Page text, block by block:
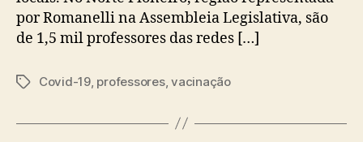
por Romanelli na Assembleia Legislativa, são
de 1,5 mil professores das redes […]
TagsCovid-19, professores,vacinação